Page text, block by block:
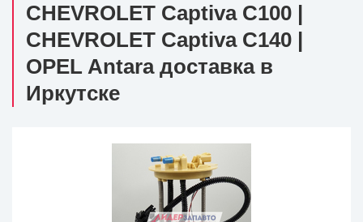
CHEVROLET Captiva C100 |
CHEVROLET Captiva C140 |
OPEL Antara доставка в
Иркутске